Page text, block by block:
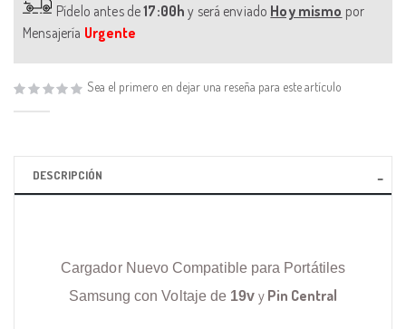
Pídelo antes de17:00h y será enviado Hoy mismo por
Mensajería Urgente
Sea el primero en dejar una reseña para este artículo
DESCRIPCIÓN
Cargador Nuevo Compatible para Portátiles
Samsung con Voltaje de 19v y Pin Central